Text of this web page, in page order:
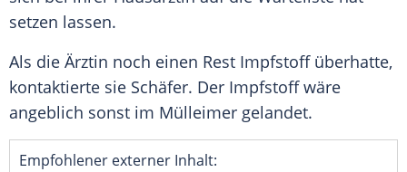
setzen lassen.
Als die Ärztin noch einen Rest Impfstoffüberhatte,
kontaktierte sie Schäfer. Der Impfstoffwäre
angeblich sonst im Mülleimer gelandet.
Empfohlener externer Inhalt: